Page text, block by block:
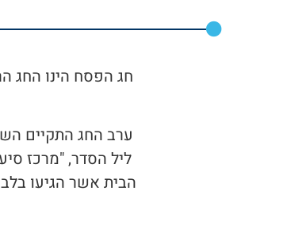
חג הפסח הינו החג
ליל הסדר, "מרכז
הבית אשר הגיעו